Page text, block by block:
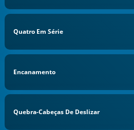
Quatro Em Série
Encanamento
Quebra-Cabeças De Deslizar